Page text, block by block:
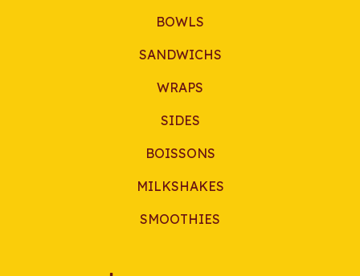
BOWLS
SANDWICHS
WRAPS
SIDES
BOISSONS
MILKSHAKES
SMOOTHIES